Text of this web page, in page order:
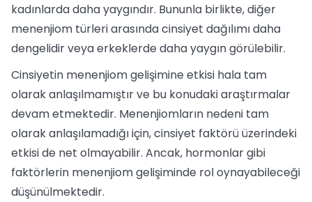
kadınlarda daha yaygındır. Bununla birlikte, diğer
menenjiom türleri arasında cinsiyet dağılımı daha
dengelidir veya erkeklerde daha yaygın görülebilir.
Cinsiyetin menenjiom gelişimine etkisi hala tam
olarak anlaşılmamıştır ve bu konudaki araştırmalar
devam etmektedir. Menenjiomların nedeni tam
olarak anlaşılamadığı için, cinsiyet faktörü üzerindeki
etkisi de net olmayabilir. Ancak, hormonlar gibi
faktörlerin menenjiom gelişiminde rol oynayabileceği
düşünülmektedir.